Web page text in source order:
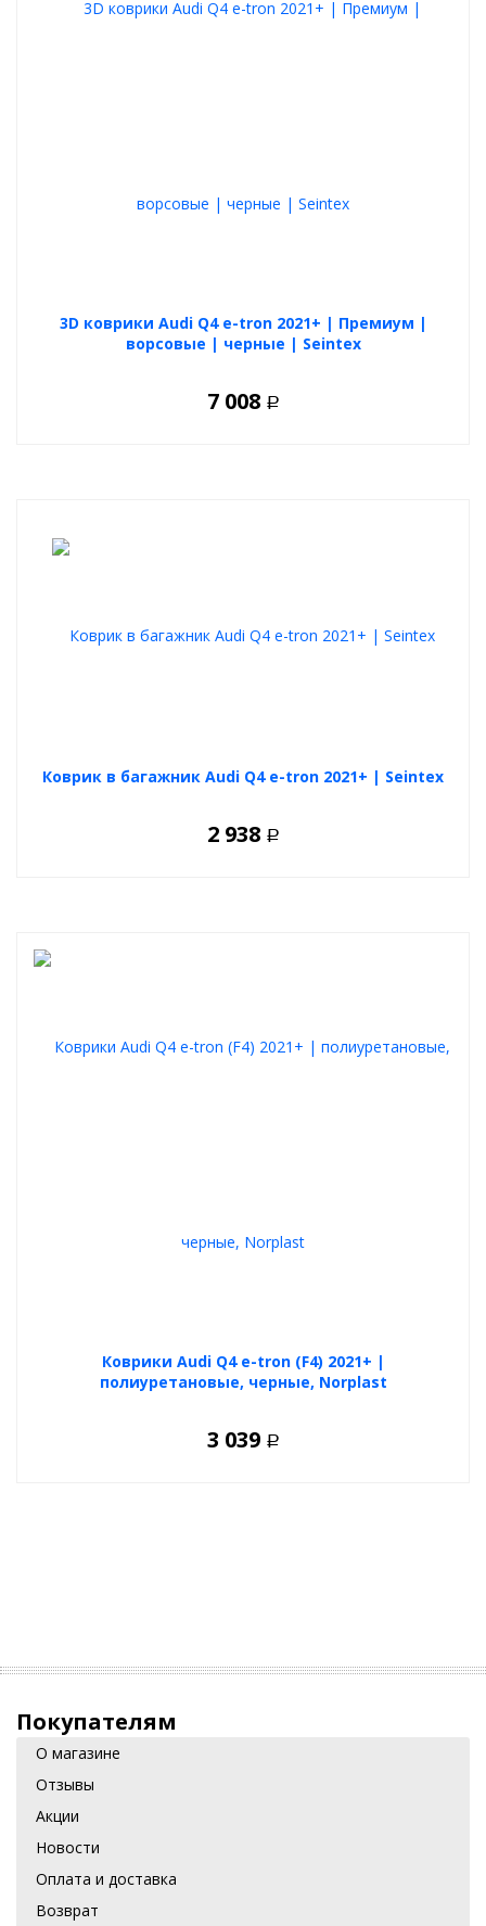
3D коврики Audi Q4 e-tron 2021+ | Премиум |
ворсовые | черные | Seintex
7 008 Р
Коврик в багажник Audi Q4 e-tron 2021+ | Seintex
2 938 Р
Коврики Audi Q4 e-tron (F4) 2021+ |
полиуретановые, черные, Norplast
3 039 Р
Покупателям
О магазине
Отзывы
Акции
Новости
Оплата и доставка
Возврат